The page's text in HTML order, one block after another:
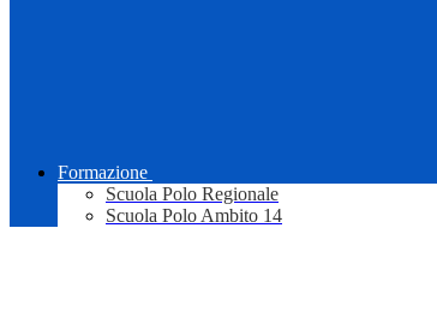
Formazione
Scuola Polo Regionale
Scuola Polo Ambito 14